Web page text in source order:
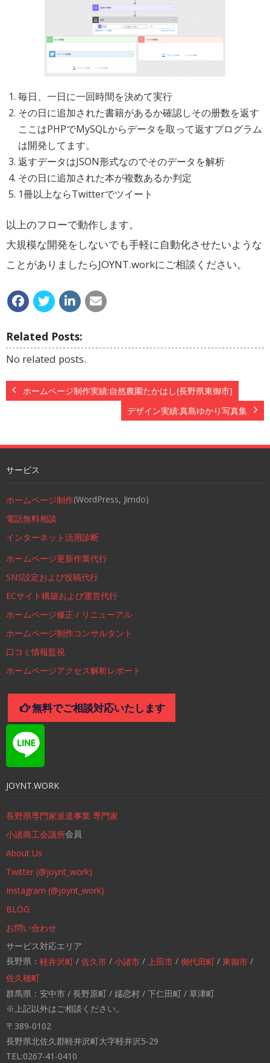
毎日、一日に一回時間を決めて実行
その日に追加された書籍があるか確認しその册数を返す
ここはPHPでMySQLからデータを取って返すプログラム
は開発してます。
返すデータはJSON形式なのでそのデータを解析
その日に追加された本が複数あるか判定
1冊以上ならTwitterでツイート
以上のフローで動作します。
大規模な開発をしないでも手軽に自動化させたいような
ことがありましたらJOYNT.workにご相談ください。
Related Posts:
No related posts.
ホームページ制作実績:自然農園たかはし(長野県東御市)
デザイン実績:真島ゆかり写真集
サービス
ホームページ制作(WordPress, Jimdo)
電話無料相談
インターネット活用診断
ホームページ更新作業代行
SNS設定および投稿代行
ECサイト構築および運営代行
ホームページ修正 / リニューアル
ホームページ制作コンサルタント
口コミ情報監視
ホームページアクセス解析レポート
無料でご相談対応いたします
JOYNT.WORK
長野県専門家派遣事業 専門家
小諸商工会議所会員
About Us
Twitter (@joynt_work)
Instagram (@joynt_work)
BLOG
お問い合わせ
サービス対応エリア
長野県： 軽井沢町 / 佐久市 / 小諸市 / 上田市 / 御代田町 / 東御市 /
佐久穂町
群馬県：安中市 / 長野原町 / 嬬恋村 / 下仁田町 / 草津町
※上記以外はご相談ください。
〒389-0102
長野県北佐久郡軽井沢町大字軽井沢5-29
TEL:0267-41-0410